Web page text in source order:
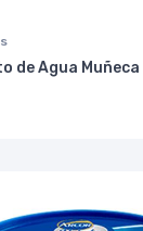
de Agua